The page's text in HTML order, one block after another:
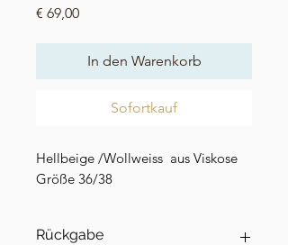
€ 69,00Preis
In den Warenkorb
Sofortkauf
Hellbeige /Wollweiss aus Viskose
Größe 36/38
Rückgabe